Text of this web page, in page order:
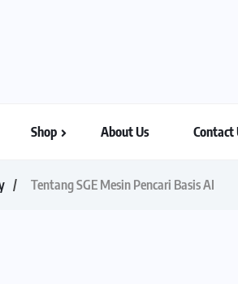
Shop About Us Contact
Tentang SGE Mesin Pencari Basis AI